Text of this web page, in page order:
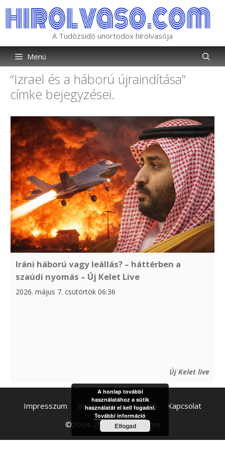
tartalomba
A Tudózsidó unortodox hírolvasója
Menü
“Izrael és a háború újraindítása”
címke bejegyzései.
Iráni háború vagy leállás? – háttérben a
szaúdi nyomás – Új Kelet Live
2026. május 7. csütörtök 06:36
Új Kelet live
Impresszum Beágyazható widgetek
Kapcsolat
©2004-2026 hirolvaso.com
A honlap további
használatához a sütik
használatát el kell fogadni.
További információ
Elfogad